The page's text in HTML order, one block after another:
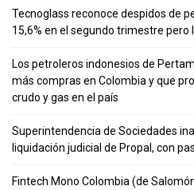
Tecnoglass reconoce despidos de
15,6% en el segundo trimestre pero
Los petroleros indonesios de
más compras en Colombia y que
crudo y gas en el país
Superintendencia de Sociedades
liquidación judicial de Propal, con
Fintech Mono Colombia (de